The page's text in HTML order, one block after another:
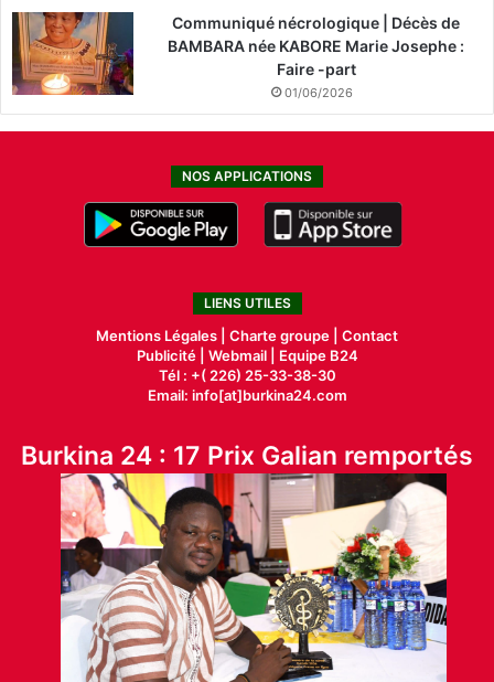
Communiqué nécrologique | Décès de
BAMBARA née KABORE Marie Josephe :
Faire -part
01/06/2026
NOS APPLICATIONS
LIENS UTILES
Mentions Légales | Charte groupe | Contact
Publicité| Webmail |
Equipe B24
Tél : +( 226) 25-33-38-30
Email: info[at]burkina24.com
Burkina 24 : 17 Prix Galian remportés